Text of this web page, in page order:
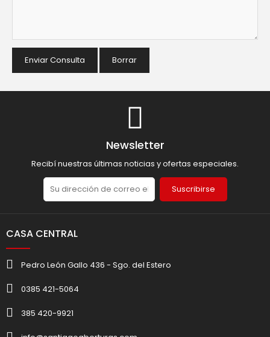
Enviar Consulta Borrar
Newsletter
Recibí nuestras últimas noticias y ofertas especiales.
Suscribirse
CASA CENTRAL
Pedro León Gallo 436 - Sgo. del Estero
0385 421-5064
385 420-9921